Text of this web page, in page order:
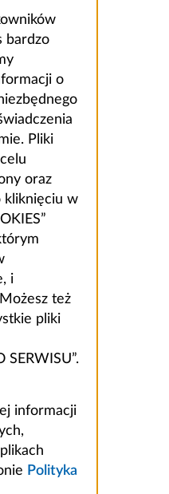
bardzo
o
Pliki
oraz
kliknięciu w
i
też
pliki
SERWISU”.
informacji
Polityka